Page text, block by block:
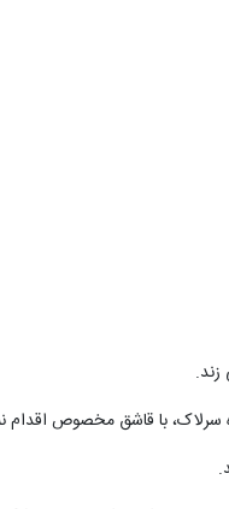
سرلاک، با قاشق مخصوص اقدام